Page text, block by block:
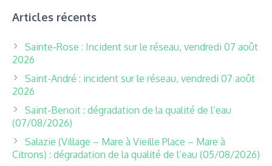
Articles récents
Sainte-Rose : Incident sur le réseau, vendredi 07 août
2026
Saint-André : incident sur le réseau, vendredi 07 août
2026
Saint-Benoit : dégradation de la qualité de l’eau
(07/08/2026)
Salazie (Village – Mare à Vieille Place – Mare à
Citrons) : dégradation de la qualité de l’eau (05/08/2026)